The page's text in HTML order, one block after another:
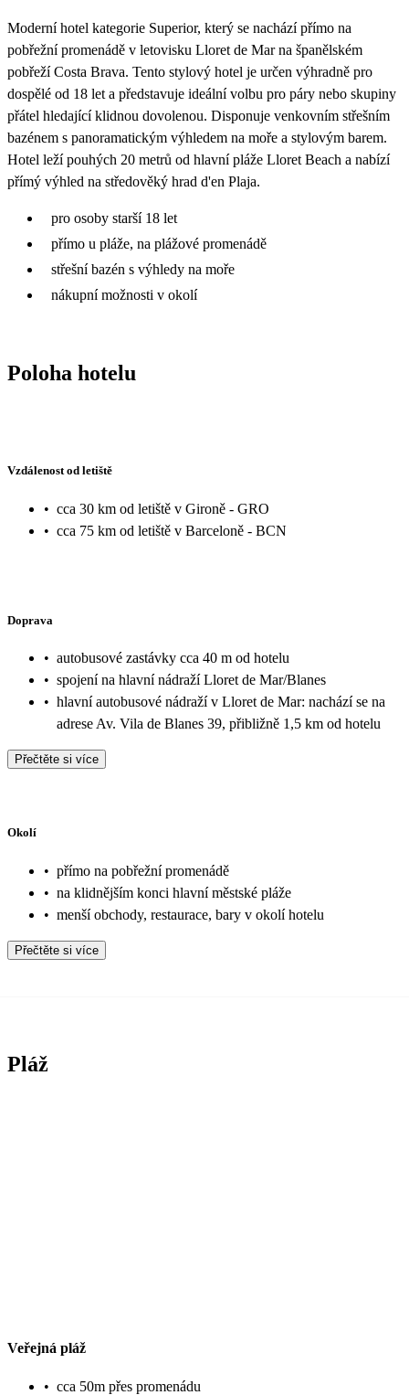
Moderní hotel kategorie Superior, který se nachází přímo na
pobřežní promenádě v letovisku Lloret de Mar na španělském
pobřeží Costa Brava. Tento stylový hotel je určen výhradně pro
dospělé od 18 let a představuje ideální volbu pro páry nebo skupiny
přátel hledající klidnou dovolenou. Disponuje venkovním střešním
bazénem s panoramatickým výhledem na moře a stylovým barem.
Hotel leží pouhých 20 metrů od hlavní pláže Lloret Beach a nabízí
přímý výhled na středověký hrad d'en Plaja.
pro osoby starší 18 let
přímo u pláže, na plážové promenádě
střešní bazén s výhledy na moře
nákupní možnosti v okolí
Poloha hotelu
Vzdálenost od letiště
• cca 30 km od letiště v Gironě - GRO
• cca 75 km od letiště v Barceloně - BCN
Doprava
• autobusové zastávky cca 40 m od hotelu
• spojení na hlavní nádraží Lloret de Mar/Blanes
• hlavní autobusové nádraží v Lloret de Mar: nachází se na
adrese Av. Vila de Blanes 39, přibližně 1,5 km od hotelu
Přečtěte si více
Okolí
• přímo na pobřežní promenádě
• na klidnějším konci hlavní městské pláže
• menší obchody, restaurace, bary v okolí hotelu
Přečtěte si více
Pláž
Veřejná pláž
• cca 50m přes promenádu